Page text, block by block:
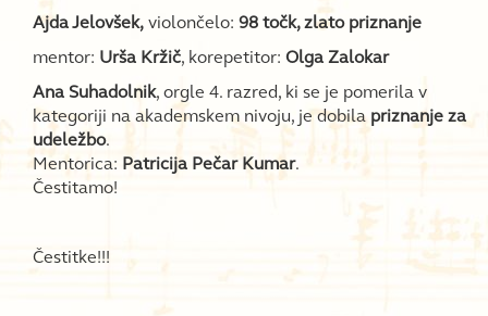
Ajda Jelovšek, violončelo: 98 točk, zlato priznanje
mentor: Urša Kržič, korepetitor: Olga Zalokar
Ana Suhadolnik, orgle 4. razred, ki se je pomerila v
kategoriji na akademskem nivoju, je dobila priznanje za
udeležbo.
Mentorica: Patricija Pečar Kumar.
Čestitamo!
Čestitke!!!